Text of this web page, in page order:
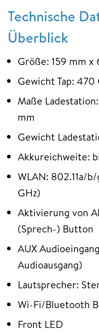
Technische
Überblick
Größe: 159 mm
Gewicht Tap: 470
Maße
mm
Gewicht
Akkureichweite:
WLAN: 802.11a/
GHz)
Aktivierung von
(Sprech-) Button
AUX
Audioausgang)
Lautsprecher:
Wi-Fi/Bluetooth
Front LED